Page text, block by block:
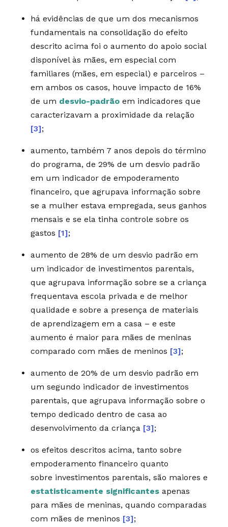
há evidências de que um dos mecanismos
fundamentais na consolidação do efeito
descrito acima foi o aumento do apoio social
disponível às mães, em especial com
familiares (mães, em especial) e parceiros –
em ambos os casos, houve impacto de 16%
de um desvio-padrãoem indicadores que
caracterizavam a proximidade da relação
[3];
aumento, também 7 anos depois do término
do programa, de 29% de um desvio padrão
em um indicador de empoderamento
financeiro, que agrupava informação sobre
se a mulher estava empregada, seus ganhos
mensais e se ela tinha controle sobre os
gastos [1];
aumento de 28% de um desvio padrão em
um indicador de investimentos parentais,
que agrupava informação sobre se a criança
frequentava escola privada e de melhor
qualidade e sobre a presença de materiais
de aprendizagem em a casa – e este
aumento é maior para mães de meninas
comparado com mães de meninos [3];
aumento de 20% de um desvio padrão em
um segundo indicador de investimentos
parentais, que agrupava informação sobre o
tempo dedicado dentro de casa ao
desenvolvimento da criança [3];
os efeitos descritos acima, tanto sobre
empoderamento financeiro quanto
sobre investimentos parentais, são maiores e
estatisticamente significantesapenas
para mães de meninas, quando comparadas
com mães de meninos [3];